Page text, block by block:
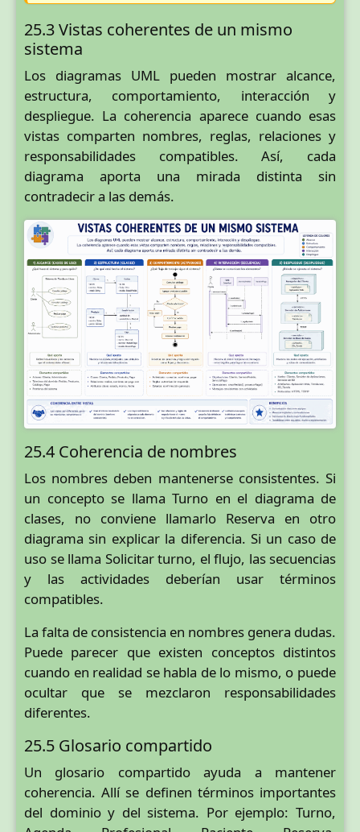
25.3 Vistas coherentes de un mismo
sistema
Los diagramas UML pueden mostrar alcance,
estructura, comportamiento, interacción y
despliegue. La coherencia aparece cuando esas
vistas comparten nombres, reglas, relaciones y
responsabilidades compatibles. Así, cada
diagrama aporta una mirada distinta sin
contradecir a las demás.
25.4 Coherencia de nombres
Los nombres deben mantenerse consistentes. Si
un concepto se llama Turno en el diagrama de
clases, no conviene llamarlo Reserva en otro
diagrama sin explicar la diferencia. Si un caso de
uso se llama Solicitar turno, el flujo, las secuencias
y las actividades deberían usar términos
compatibles.
La falta de consistencia en nombres genera dudas.
Puede parecer que existen conceptos distintos
cuando en realidad se habla de lo mismo, o puede
ocultar que se mezclaron responsabilidades
diferentes.
25.5 Glosario compartido
Un glosario compartido ayuda a mantener
coherencia. Allí se definen términos importantes
del dominio y del sistema. Por ejemplo: Turno,